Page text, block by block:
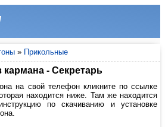
» Прикольные
кармана - Секретарь
на свой телефон кликните по ссылке
находится ниже. Там же находится
по скачиванию и установке